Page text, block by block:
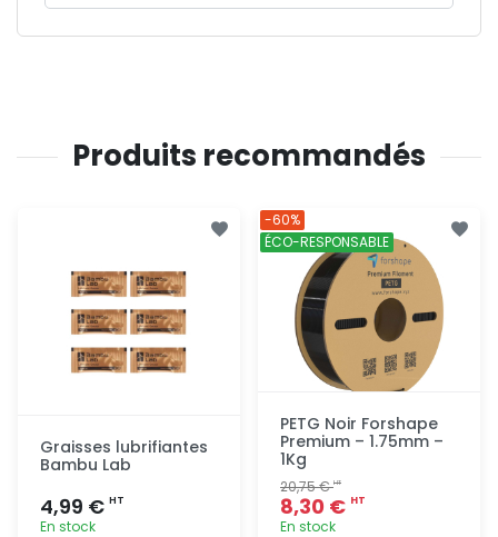
Produits recommandés
Graisses lubrifiantes
Bambu Lab
4,99 € HT
En stock
PETG Noir Forshape
Premium – 1.75mm –
1Kg
20,75 €HT
8,30 € HT
En stock
-60%
ÉCO-RESPONSABLE